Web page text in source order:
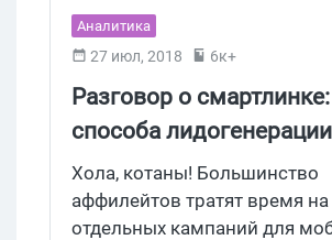
Аналитика
27 июл, 2018 6к+
Разговор о
способа лидогенерации
Хола, котаны! Большинство
аффилейтов тратят время
отдельных кампаний для